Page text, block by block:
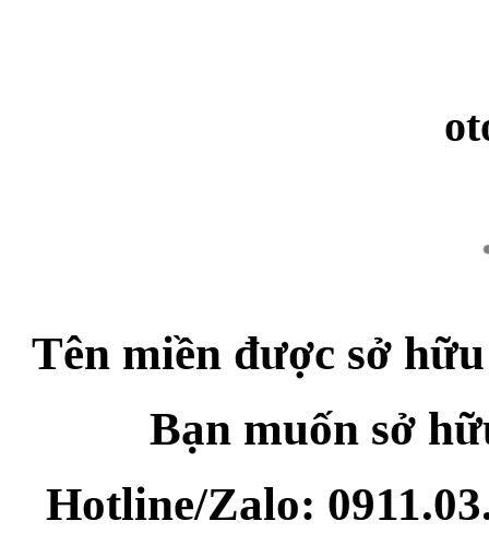
Tên miền được sở
Bạn muốn sở
Hotline/Zalo: